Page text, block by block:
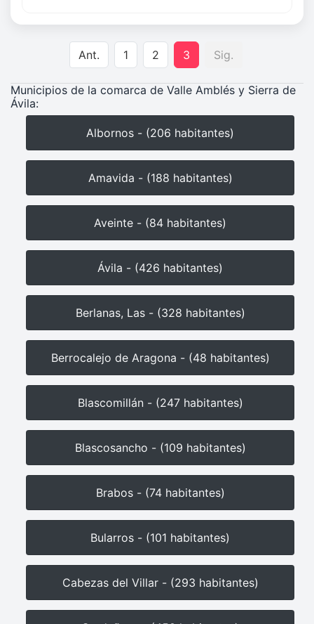
Ant. 1 2 3 Sig.
Municipios de la comarca de Valle Amblés y Sierra de
Ávila:
Albornos - (206 habitantes)
Amavida - (188 habitantes)
Aveinte - (84 habitantes)
Ávila - (426 habitantes)
Berlanas, Las - (328 habitantes)
Berrocalejo de Aragona - (48 habitantes)
Blascomillán - (247 habitantes)
Blascosancho - (109 habitantes)
Brabos - (74 habitantes)
Bularros - (101 habitantes)
Cabezas del Villar - (293 habitantes)